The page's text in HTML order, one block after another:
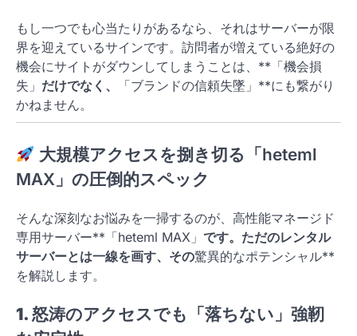
もし一つでも心当たりがあるなら、それはサーバーが限
界を迎えているサインです。訪問者が増えている絶好の
機会にサイトがダウンしてしまうことは、**「機会損
失」 だけでなく、
「ブランドの信頼失墜」**にも繋がり
かねません。
大規模アクセスを捌き切る「heteml
MAX」の圧倒的スペック
そんな深刻なお悩みを一掃するのが、高性能マネージド
専用サーバー**「heteml MAX」 です。ただのレンタル
サーバーとは一線を画す、その驚異的なポテンシャル**
を解説します。
1. 怒涛のアクセスでも「落ちない」強靭